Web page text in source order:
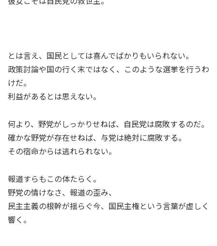
とは言え、国民としては喜んでばかりもいられない。
政策討論や国の行く末ではなく、このような選挙を行うわ
けだ。
利益があるとは思えない。
何より、野党がしっかりせねば、自民党は腐敗するのだ。
確かな野党が存在せねば、与党は絶対に腐敗する。
その宿命からは逃れられない。
報道すらもこの体たらく。
野党の情けなさ、報道の歪み、
民主主義の根幹が揺らぐ今、国民主権という言葉が虚しく
響く。